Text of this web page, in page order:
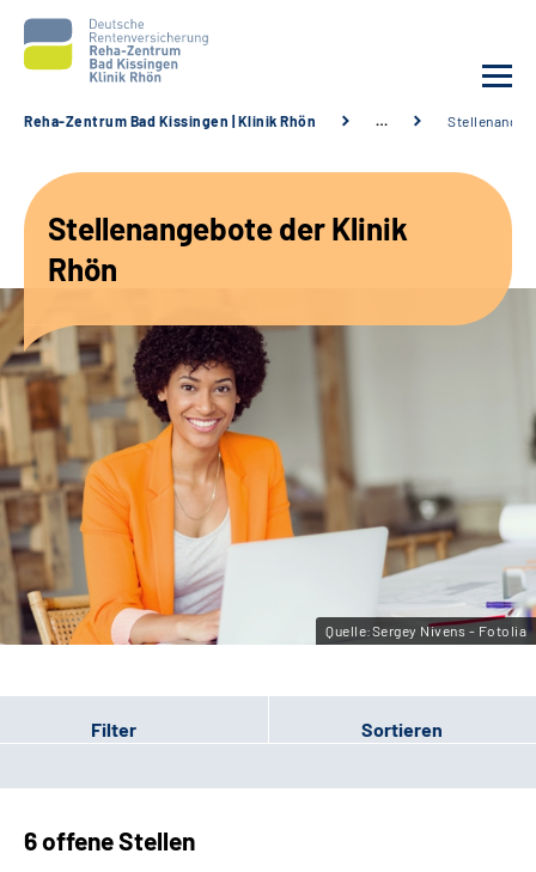
Unsere Angebote
Karriere
Sozialdienste & Zuweisende
Suche
Leichte Sprache
Gebärdensprache
Reha-Zentrum Bad Kissingen | Klinik Rhön …
Stellenangebote der Klinik
Rhön
Quelle:Sergey Nivens - Fotolia
Filter Sortieren
6 offene Stellen